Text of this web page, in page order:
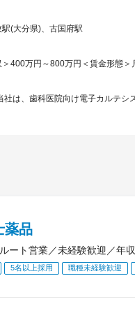
駅(大分県)、古国府駅
＞400万円～800万円＜賃金形態
社は、歯科医院向け電子カルテ
薬品
ート営業／未経験歓迎／年
5名以上採用 職種未経験歓迎